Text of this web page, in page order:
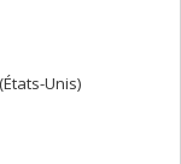
Unis)